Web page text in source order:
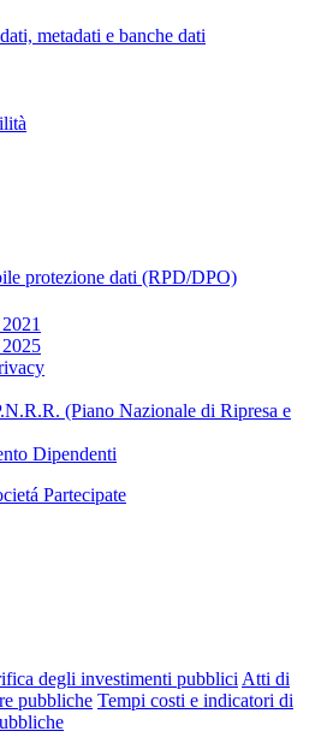
metadati e banche dati
protezione dati (RPD/DPO)
(Piano Nazionale di Ripresa e
Dipendenti
Partecipate
degli investimenti pubblici Atti di
pubbliche Tempi costi e indicatori di